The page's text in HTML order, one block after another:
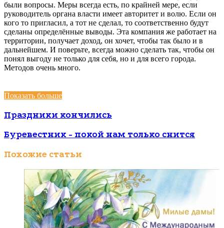
были вопросы. Меры всегда есть, по крайней мере, если
руководитель органа власти имеет авторитет и волю. Если он
кого то пригласил, а тот не сделал, то соответственно будут
сделаны определённые выводы. Эта компания же работает на
территории, получает доход, он хочет, чтобы так было и в
дальнейшем. И поверьте, всегда можно сделать так, чтобы он
понял выгоду не только для себя, но и для всего города.
Методов очень много.
Показать больше
Праздники кончились
Буревестник - покой нам только снится
Похожие статьи